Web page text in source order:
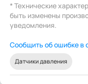
* Технические
быть изменены
уведомления.
Сообщить об ошибке в
Датчики давления